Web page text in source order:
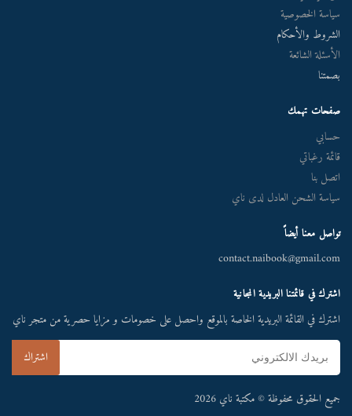
سياسة الخصوصية
الشروط والأحكام
الأسئلة الشائعة
بصمتنا
صفحات تهمك
حسابي
قائمة رغباتي
اتصل بنا
سياسة الشحن العادل لدى ناي
تواصل معنا أيضاً
contact.naibook@gmail.com
اشترك في قائمتنا البريدية المجانية
اشترك في القائمة البريدية الخاصة بالموقع واحصل على خصومات و مزايا حصرية من متجر ناي
جميع الحقوق محفوظة © مكتبة ناي 2026